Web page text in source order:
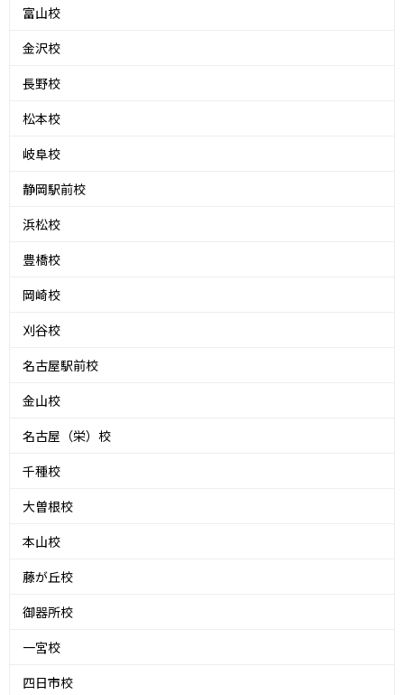
富山校
金沢校
長野校
松本校
岐阜校
静岡駅前校
浜松校
豊橋校
岡崎校
刈谷校
名古屋駅前校
金山校
名古屋（栄）校
千種校
大曽根校
本山校
藤が丘校
御器所校
一宮校
四日市校